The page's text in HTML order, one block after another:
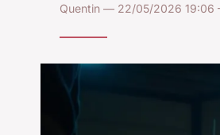
Quentin — 22/05/2026 19:06